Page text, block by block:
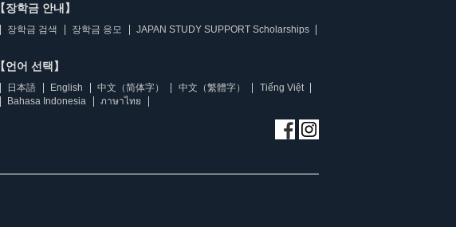
【장학금 안내】
장학금 검색 장학금 응모 JAPAN STUDY SUPPORT Scholarships
【언어 선택】
日本語 English 中文（简体字） 中文（繁體字）
Tiếng Việt
Bahasa Indonesia
ภาษาไทย